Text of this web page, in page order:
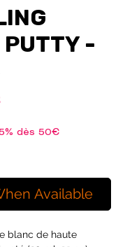
PUTTY -
dès 50€
Available
blanc de haute